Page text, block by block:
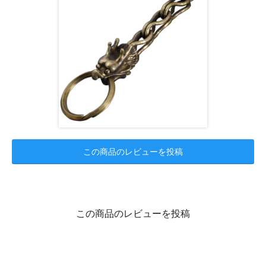
この商品のレビューを投稿
この商品のレビューを投稿